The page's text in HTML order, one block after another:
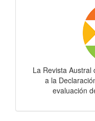
La Revista Austral
a la
evaluación